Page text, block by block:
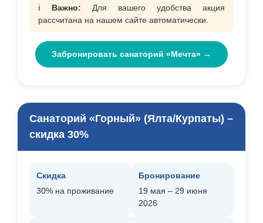
ℹ️ Важно: Для вашего удобства акция
рассчитана на нашем сайте автоматически.
Забронировать санаторий «Мечта» →
Санаторий «Горный» (Ялта/Курпаты) –
скидка 30%
Скидка
30% на проживание
Бронирование
19 мая – 29 июня
2026